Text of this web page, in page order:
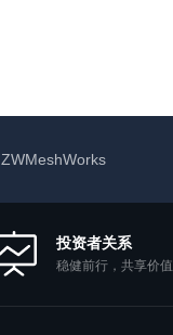
ZWMeshWorks
投资者关系
稳健前行，共享价值